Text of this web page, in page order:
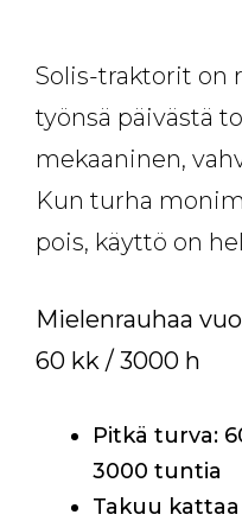
Solis-traktorit on
työnsä päivästä
mekaaninen,
Kun turha
pois, käyttö on
Mielenrauhaa
60 kk / 3000 h
Pitkä turva:
3000 tuntia
Takuu